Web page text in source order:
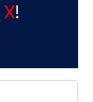
X!